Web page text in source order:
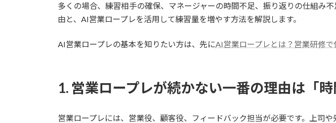
多くの場合、練習相手の確保、マネージャーの時間不足、振り返りの仕組み
由と、AI営業ロープレを活用して練習量を増やす方法を解説します。
AI営業ロープレの基本を知りたい方は、先にAI営業ロープレとは？営業研修
1. 営業ロープレが続かない一番の理由は「時
営業ロープレには、営業役、顧客役、フィードバック担当が必要です。上司